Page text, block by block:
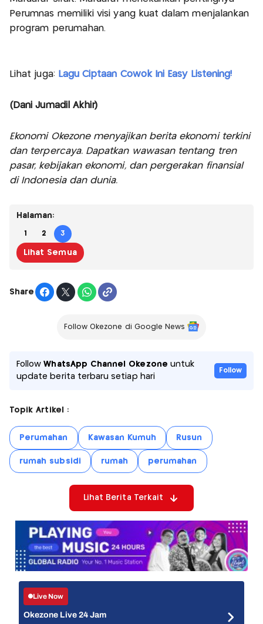
Perumnas memiliki visi yang kuat dalam menjalankan
program perumahan.
Lihat juga: Lagu Ciptaan Cowok Ini Easy Listening!
(Dani Jumadil Akhir)
Ekonomi Okezone menyajikan berita ekonomi terkini
dan terpercaya. Dapatkan wawasan tentang tren
pasar, kebijakan ekonomi, dan pergerakan finansial
di Indonesia dan dunia.
Halaman:
1 2 3
Lihat Semua
Share
Follow Okezone di Google News
FollowWhatsApp Channel Okezone untuk
update berita terbaru setiap hari
Follow
Topik Artikel :
Perumahan Kawasan Kumuh Rusun
rumah subsidi rumah perumahan
Lihat Berita Terkait
Live Now
Okezone Live 24 Jam